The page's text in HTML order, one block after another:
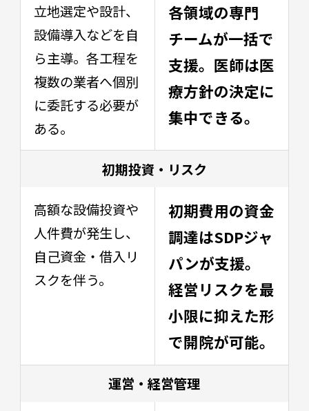
立地選定や設計、
設備導入などを自
ら主導。各工程を
複数の業者へ個別
に委託する必要が
ある。
各領域の専門
チームが一括で
支援。医師は医
療方針の決定に
集中できる。
初期投資・リスク
高額な設備投資や
人件費が発生し、
自己資金・借入リ
スクを伴う。
初期費用の資金
調達はSDPジャ
パンが支援。
経営リスクを最
小限に抑えた形
で開院が可能。
運営・経営管理